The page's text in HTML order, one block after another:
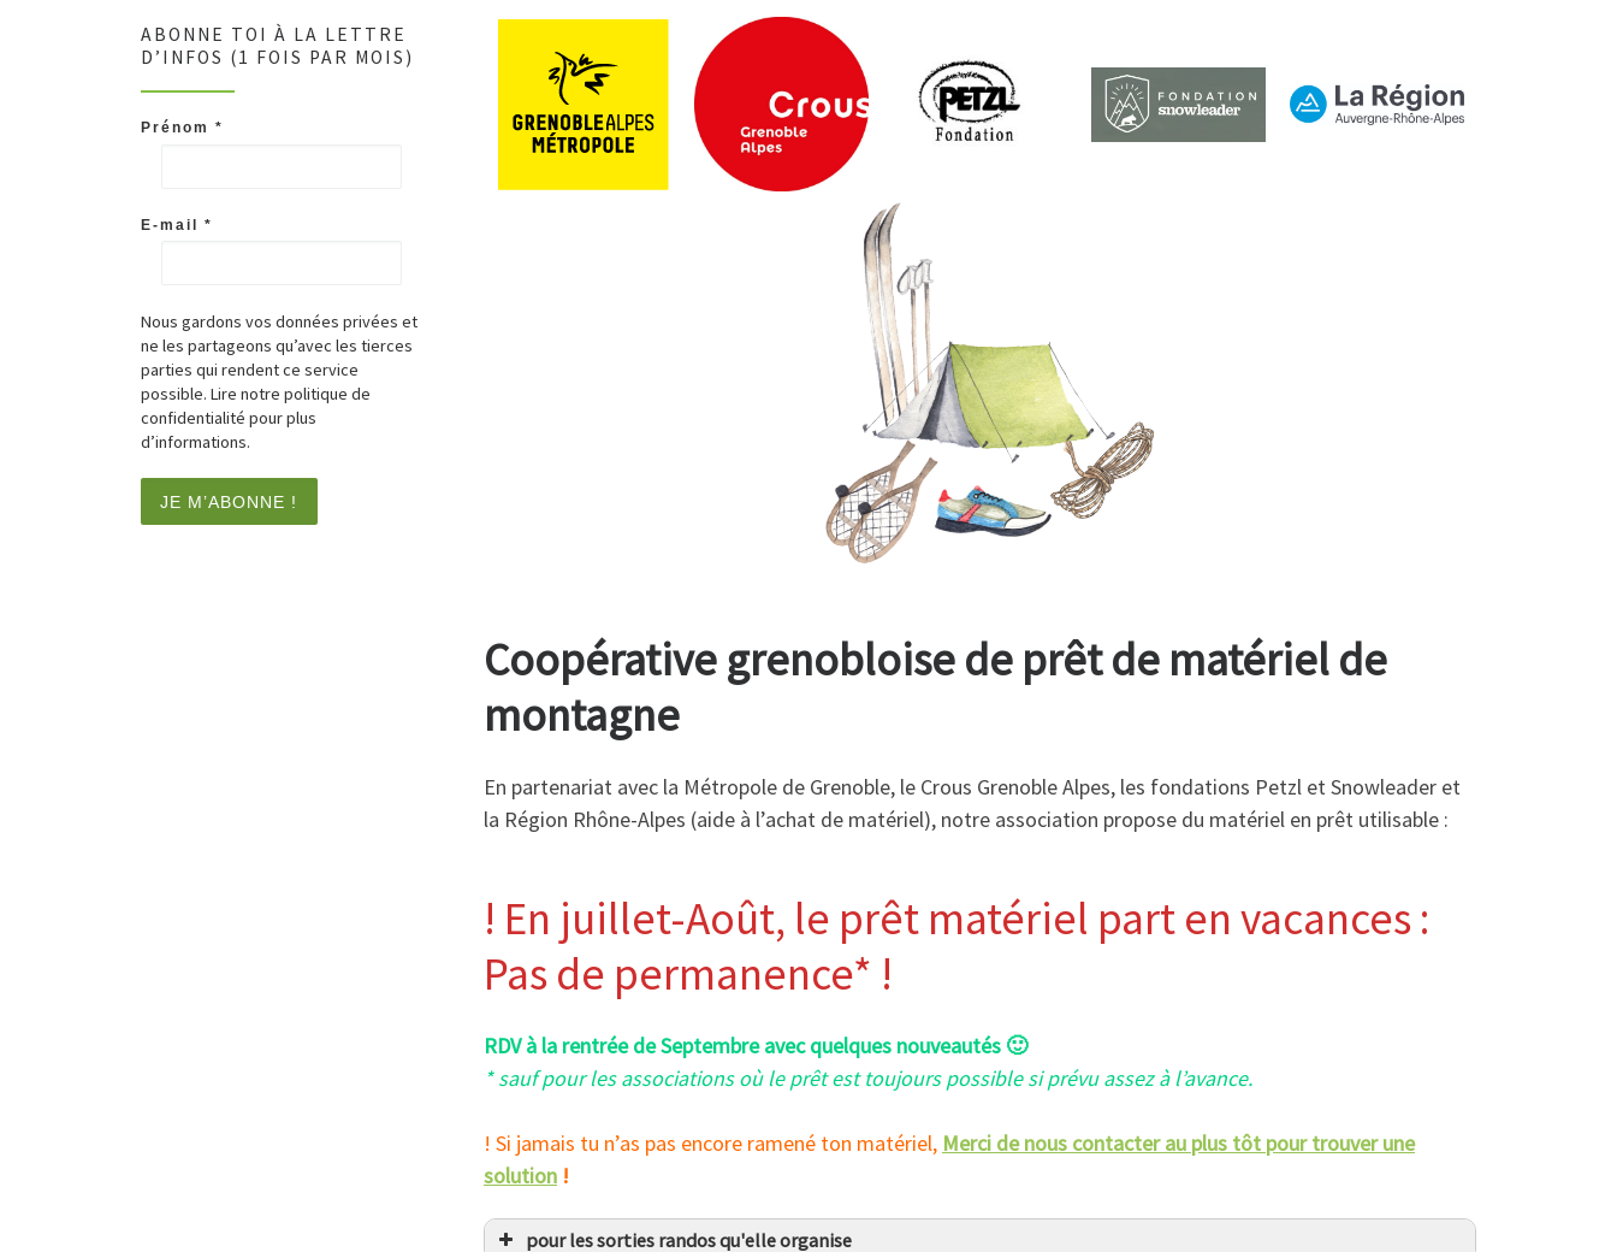
Coopérative grenobloise de prêt de matériel de
montagne
En partenariat avec la Métropole de Grenoble, le Crous Grenoble Alpes, les fondations Petzl et Snowleader et
la Région Rhône-Alpes (aide à l’achat de matériel), notre association propose du matériel en prêt utilisable :
! En juillet-Août, le prêt matériel part en vacances :
Pas de permanence* !
RDV à la rentrée de Septembre avec quelques nouveautés 🙂
*sauf pour les associations où le prêt est toujours possible si prévu assez à l’avance.
! Si jamais tu n’as pas encore ramené ton matériel, Merci de nous contacter au plus tôt pour trouver une
solution !
pour les sorties randos qu'elle organise
ABONNE TOI À LA LETTRE
D’INFOS (1 FOIS PAR MOIS)
Prénom *
E-mail *
Nous gardons vos données privées et
ne les partageons qu’avec les tierces
parties qui rendent ce service
possible. Lire notre politique de
confidentialité pour plus
d’informations.